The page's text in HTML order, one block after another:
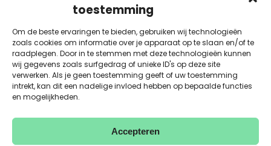
toestemming
Om de beste ervaringen te bieden, gebruiken wij technologieën
zoals cookies om informatie over je apparaat op te slaan en/of te
raadplegen. Door in te stemmen met deze technologieën kunnen
wij gegevens zoals surfgedrag of unieke ID's op deze site
verwerken. Als je geen toestemming geeft of uw toestemming
intrekt, kan dit een nadelige invloed hebben op bepaalde functies
en mogelijkheden.
Accepteren
KvK 55041884 BTW NL851542311B01